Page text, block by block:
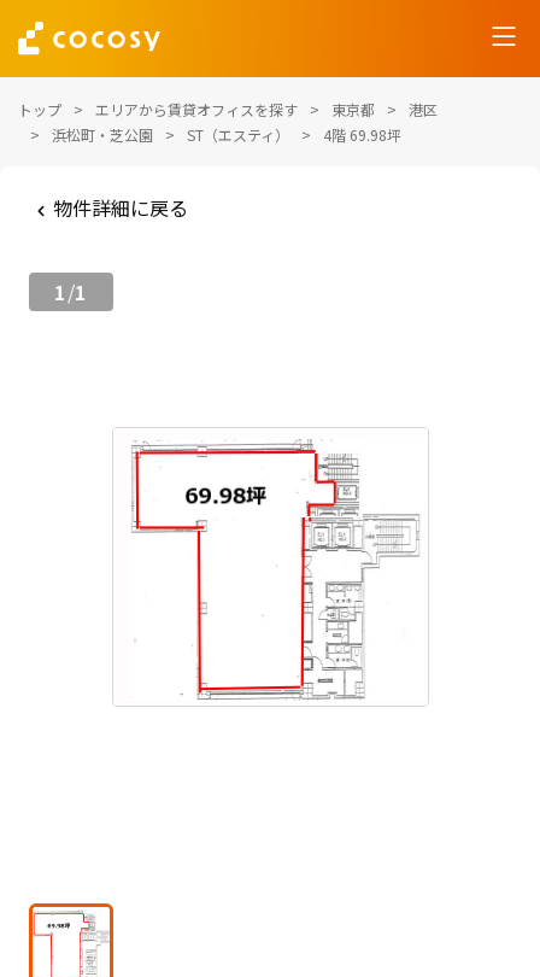
トップ エリアから賃貸オフィスを探す 東京都
港区
浜松町・芝公園
ST（エスティ） 4階 69.98坪
物件詳細に戻る
1/1